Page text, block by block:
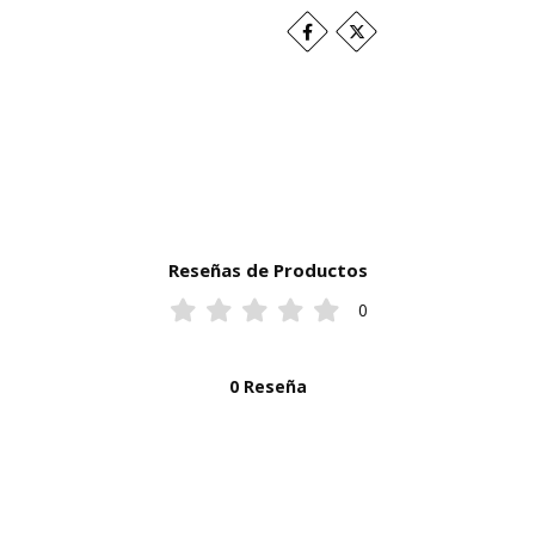
Reseñas de Productos
0
0 Reseña